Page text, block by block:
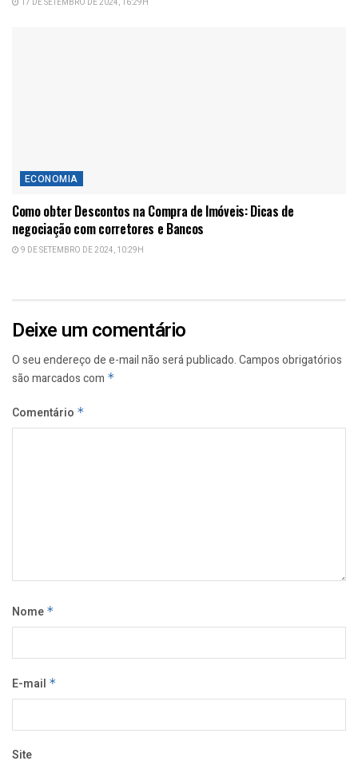
17 DE SETEMBRO DE 2024, 16:29H
ECONOMIA
Como obter Descontos na Compra de Imóveis: Dicas de
negociação com corretores e Bancos
9 DE SETEMBRO DE 2024, 10:29H
Deixe um comentário
O seu endereço de e-mail não será publicado.Campos obrigatórios
são marcados com *
Comentário *
Nome *
E-mail *
Site